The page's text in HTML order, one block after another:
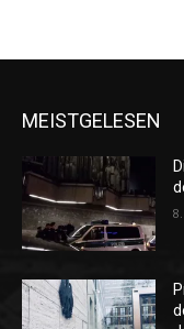
MEISTGELESEN